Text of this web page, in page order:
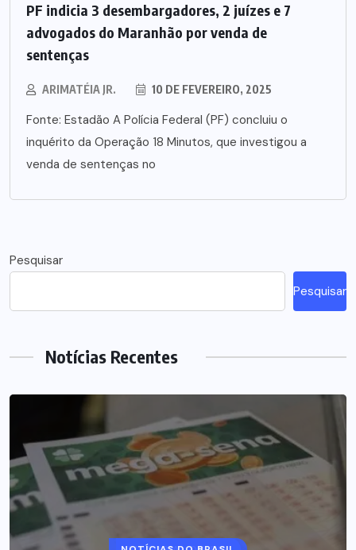
PF indicia 3 desembargadores, 2 juízes e 7
advogados do Maranhão por venda de
sentenças
ARIMATÉIA JR. 10 DE FEVEREIRO, 2025
Fonte: Estadão A Polícia Federal (PF) concluiu o
inquérito da Operação 18 Minutos, que investigou a
venda de sentenças no
Pesquisar
Pesquisar
Notícias Recentes